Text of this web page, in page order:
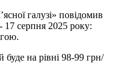
галузі» повідомив
17 серпня 2025 року:
на рівні 98-99 грн/